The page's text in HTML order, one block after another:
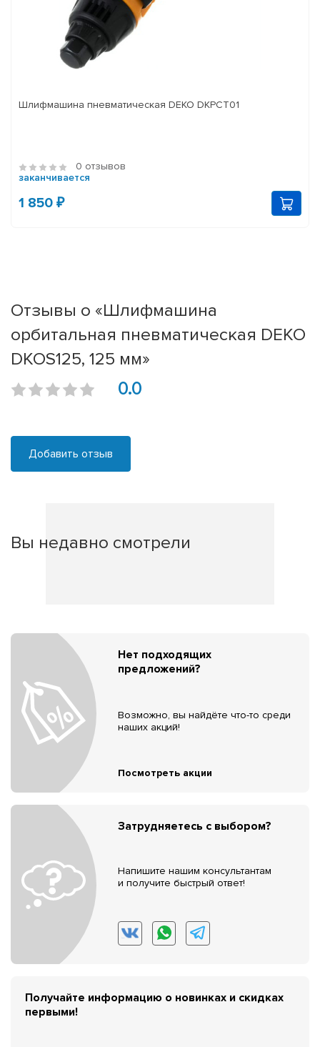
Шлифмашина пневматическая DEKO DKPCT01
0 отзывов
заканчивается
1 850 ₽
Отзывы о «Шлифмашина
орбитальная пневматическая DEKO
DKOS125, 125 мм»
0.0
Добавить отзыв
Вы недавно смотрели
Нет подходящих
предложений?
Возможно, вы найдёте что-то среди
наших акций!
Посмотреть акции
Затрудняетесь с выбором?
Напишите нашим консультантам
и получите быстрый ответ!
Получайте информацию о новинках и скидках
первыми!